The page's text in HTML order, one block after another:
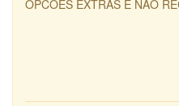
OPCOES EXTRAS E NAO